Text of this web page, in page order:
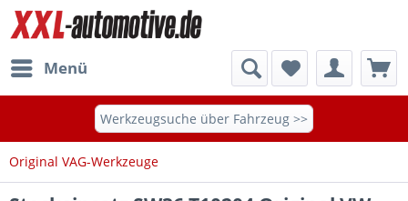
Menü
Werkzeugsuche über Fahrzeug >>
Original VAG-Werkzeuge